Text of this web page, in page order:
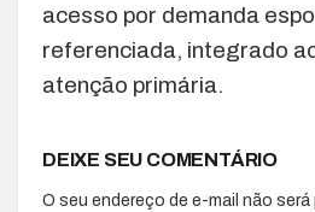
acesso por demanda
referenciada, integrado
atenção primária.
DEIXE SEU COMENTÁRIO
O seu endereço de e-mail não será